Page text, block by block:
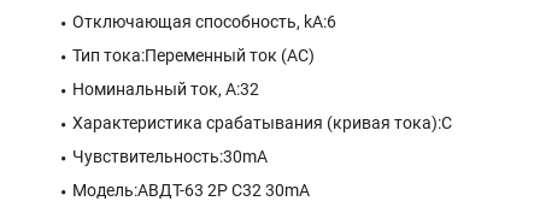
Отключающая способность, kA:6
Тип тока:Переменный ток (АС)
Номинальный ток, А:32
Характеристика срабатывания (кривая тока):C
Чувствительность:30mA
Модель:АВДТ-63 2P C32 30mA